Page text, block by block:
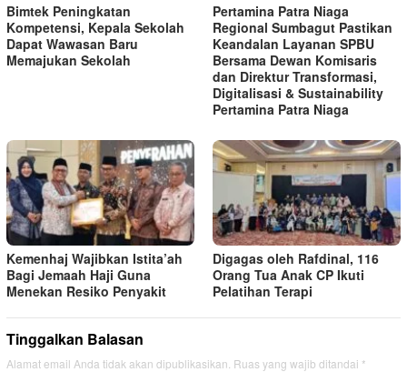
Bimtek Peningkatan
Kompetensi, Kepala Sekolah
Dapat Wawasan Baru
Memajukan Sekolah
Pertamina Patra Niaga
Regional Sumbagut Pastikan
Keandalan Layanan SPBU
Bersama Dewan Komisaris
dan Direktur Transformasi,
Digitalisasi & Sustainability
Pertamina Patra Niaga
Kemenhaj Wajibkan Istita’ah
Bagi Jemaah Haji Guna
Menekan Resiko Penyakit
Digagas oleh Rafdinal, 116
Orang Tua Anak CP Ikuti
Pelatihan Terapi
Tinggalkan Balasan
Alamat email Anda tidak akan dipublikasikan. Ruas yang wajib ditandai *